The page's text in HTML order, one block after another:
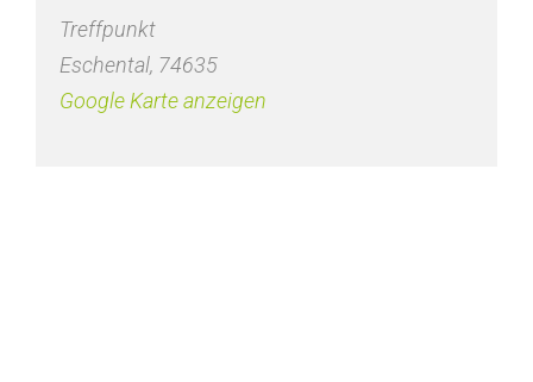
Treffpunkt
Eschental, 74635
Google Karte anzeigen